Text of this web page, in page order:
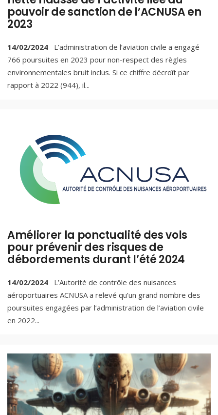
pouvoir de sanction de l’ACNUSA en
2023
14/02/2024
L’administration de l’aviation civile a engagé
766 poursuites en 2023 pour non-respect des règles
environnementales bruit inclus. Si ce chiffre décroît par
rapport à 2022 (944), il...
Améliorer la ponctualité des vols
pour prévenir des risques de
débordements durant l’été 2024
14/02/2024
L’Autorité de contrôle des nuisances
aéroportuaires ACNUSA a relevé qu’un grand nombre des
poursuites engagées par l’administration de l’aviation civile
en 2022...